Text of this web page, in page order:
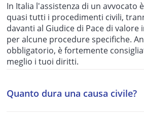
In Italia l'assistenza di un avvocato
quasi tutti i procedimenti civili,
davanti al Giudice di Pace di valore
per alcune procedure specifiche.
obbligatorio, è fortemente
meglio i tuoi diritti.
Quanto dura una causa civile?